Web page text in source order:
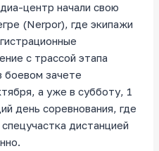
центр начали свою
(Nerpor), где экипажи
с трассой этапа
боевом зачете
а уже в субботу, 1
день соревнования, где
дистанцией